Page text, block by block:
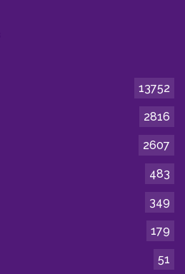
13752
2816
2607
483
349
179
51